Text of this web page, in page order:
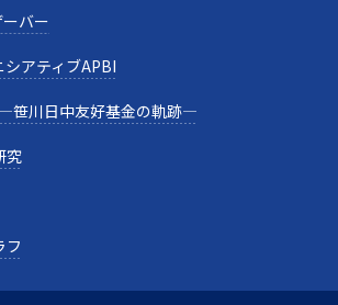
バー
アティブAPBI
笹川日中友好基金の軌跡—
究
フ